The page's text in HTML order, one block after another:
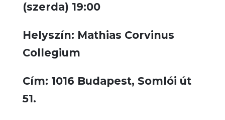
(szerda) 19:00
Helyszín: Mathias Corvinus
Collegium
Cím: 1016 Budapest, Somlói út
51.